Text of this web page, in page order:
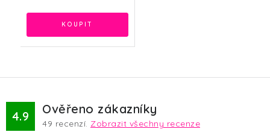
4.9 Ověřeno zákazníky
49 recenzí. Zobrazit všechny recenze